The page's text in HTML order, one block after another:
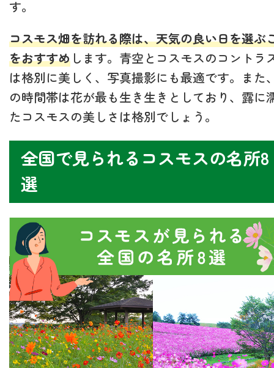
す。
コスモス畑を訪れる際は、天気の良い日を選ぶ
をおすすめ します。青空とコスモスのコントラ
は格別に美しく、写真撮影にも最適です。また
の時間帯は花が最も生き生きとしており、露に
たコスモスの美しさは格別でしょう。
全国で見られるコスモスの名所8
選